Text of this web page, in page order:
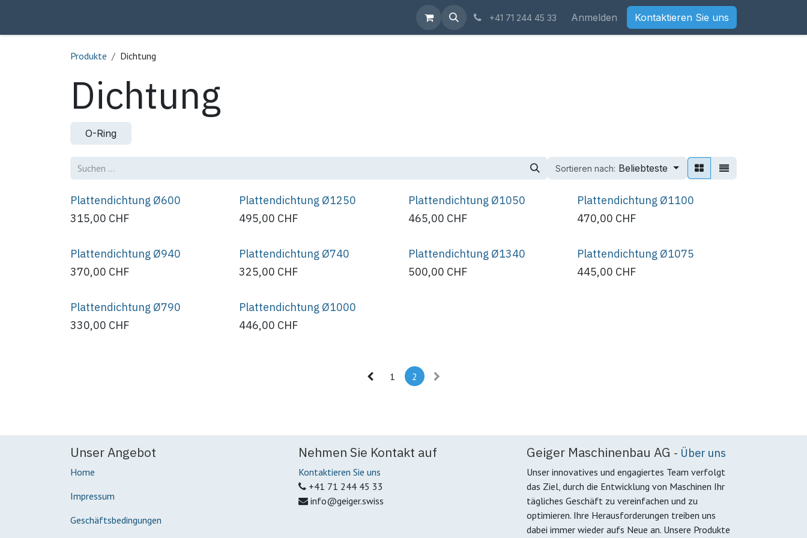
+41 71 244 45 33 Anmelden Kontaktieren Sie uns
Produkte Dichtung
Dichtung
O-Ring
Sortieren nach: Beliebteste
Plattendichtung Ø600
315,00 CHF
Plattendichtung Ø1250
495,00 CHF
Plattendichtung Ø1050
465,00 CHF
Plattendichtung Ø1100
470,00 CHF
Plattendichtung Ø940
370,00 CHF
Plattendichtung Ø740
325,00 CHF
Plattendichtung Ø1340
500,00 CHF
Plattendichtung Ø1075
445,00 CHF
Plattendichtung Ø790
330,00 CHF
Plattendichtung Ø1000
446,00 CHF
1 2
Unser Angebot
Home
Impressum
Geschäftsbedingungen
Nehmen Sie Kontakt auf
Kontaktieren Sie uns
+41 71 244 45 33
info@geiger.swiss
Geiger Maschinenbau AG - Über uns
Unser innovatives und engagiertes Team verfolgt
das Ziel, durch die Entwicklung von Maschinen Ihr
tägliches Geschäft zu vereinfachen und zu
optimieren. Ihre Herausforderungen treiben uns
dabei immer wieder aufs Neue an. Unsere Produkte